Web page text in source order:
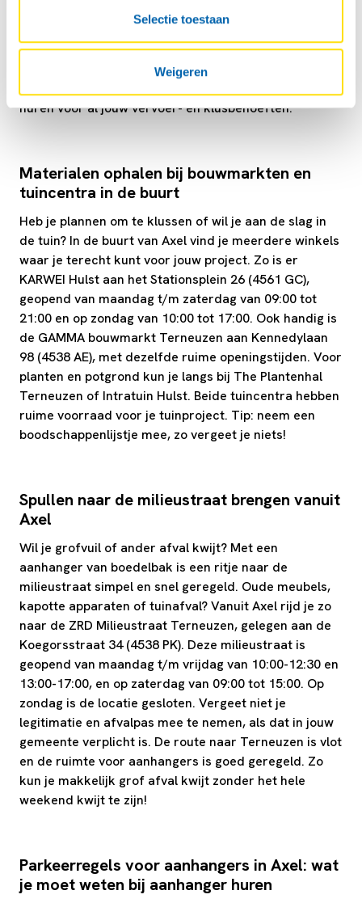
Selectie toestaan
Weigeren
In Axel kun je een boedelbak ophalen bij Total Axel.
Deze locatie ligt centraal en is goed bereikbaar vanuit
alle wijken in de stad. Zo zit je nooit ver van een
huren voor al jouw vervoer- en klusbehoeften.
Materialen ophalen bij bouwmarkten en
tuincentra in de buurt
Heb je plannen om te klussen of wil je aan de slag in
de tuin? In de buurt van Axel vind je meerdere winkels
waar je terecht kunt voor jouw project. Zo is er
KARWEI Hulst aan het Stationsplein 26 (4561 GC),
geopend van maandag t/m zaterdag van 09:00 tot
21:00 en op zondag van 10:00 tot 17:00. Ook handig is
de GAMMA bouwmarkt Terneuzen aan Kennedylaan
98 (4538 AE), met dezelfde ruime openingstijden. Voor
planten en potgrond kun je langs bij The Plantenhal
Terneuzen of Intratuin Hulst. Beide tuincentra hebben
ruime voorraad voor je tuinproject. Tip: neem een
boodschappenlijstje mee, zo vergeet je niets!
Spullen naar de milieustraat brengen vanuit
Axel
Wil je grofvuil of ander afval kwijt? Met een
aanhanger van boedelbak is een ritje naar de
milieustraat simpel en snel geregeld. Oude meubels,
kapotte apparaten of tuinafval? Vanuit Axel rijd je zo
naar de ZRD Milieustraat Terneuzen, gelegen aan de
Koegorsstraat 34 (4538 PK). Deze milieustraat is
geopend van maandag t/m vrijdag van 10:00-12:30 en
13:00-17:00, en op zaterdag van 09:00 tot 15:00. Op
zondag is de locatie gesloten. Vergeet niet je
legitimatie en afvalpas mee te nemen, als dat in jouw
gemeente verplicht is. De route naar Terneuzen is vlot
en de ruimte voor aanhangers is goed geregeld. Zo
kun je makkelijk grof afval kwijt zonder het hele
weekend kwijt te zijn!
Parkeerregels voor aanhangers in Axel: wat
je moet weten bij aanhanger huren